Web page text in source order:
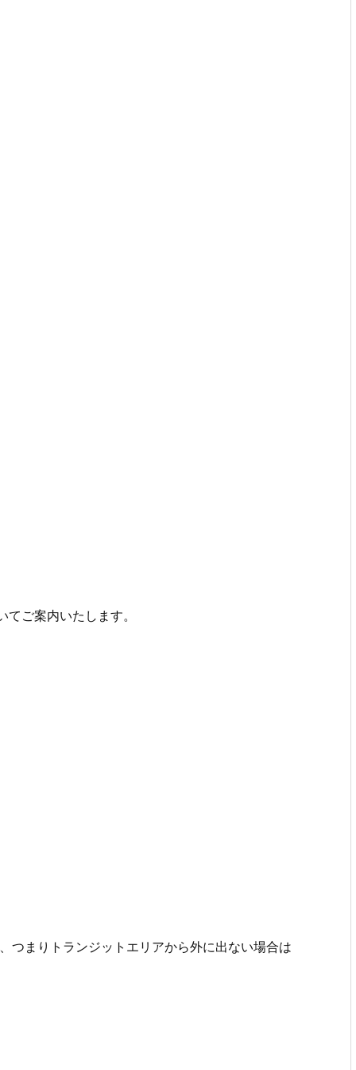
ご案内いたします。
つまりトランジットエリアから外に出ない場合は